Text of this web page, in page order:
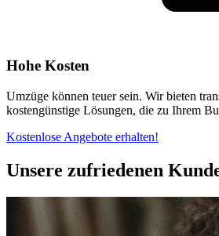
Hohe Kosten
Umzüge können teuer sein. Wir bieten
kostengünstige Lösungen, die zu Ihrem
Kostenlose Angebote erhalten!
Unsere zufriedenen